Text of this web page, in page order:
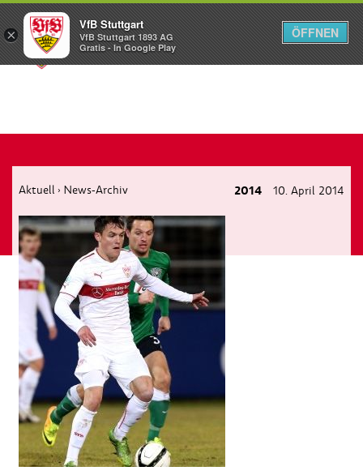
Menü
Aktuell › News-Archiv 2014 10. April 2014
×
VfB Stuttgart
VfB Stuttgart 1893 AG
Gratis - In Google Play
ÖFFNEN